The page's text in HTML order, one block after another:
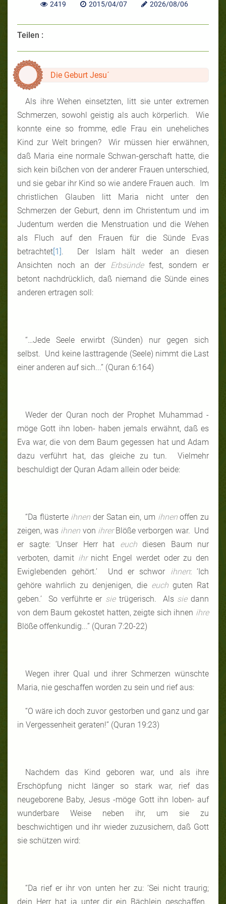
2419 2015/04/07 2026/08/06
Teilen :
Die Geburt Jesu´
Als ihre Wehen einsetzten, litt sie unter extremen
Schmerzen, sowohl geistig als auch körperlich. Wie
konnte eine so fromme, edle Frau ein uneheliches
Kind zur Welt bringen? Wir müssen hier erwähnen,
daß Maria eine normale Schwan-gerschaft hatte, die
sich kein bißchen von der anderer Frauen unterschied,
und sie gebar ihr Kind so wie andere Frauen auch. Im
christlichen Glauben litt Maria nicht unter den
Schmerzen der Geburt, denn im Christentum und im
Judentum werden die Menstruation und die Wehen
als Fluch auf den Frauen für die Sünde Evas
betrachtet[1]. Der Islam hält weder an diesen
Ansichten noch an der
Erbsündefest, sondern er
betont nachdrücklich, daß niemand die Sünde eines
anderen ertragen soll:
“…Jede Seele erwirbt (Sünden) nur gegen sich
selbst. Und keine lasttragende (Seele) nimmt die Last
einer anderen auf sich...” (Quran 6:164)
Weder der Quran noch der Prophet Muhammad -
möge Gott ihn loben- haben jemals erwähnt, daß es
Eva war, die von dem Baum gegessen hat und Adam
dazu verführt hat, das gleiche zu tun. Vielmehr
beschuldigt der Quran Adam allein oder beide:
“Da flüsterte ihnen der Satan ein, um ihnenoffen zu
zeigen, was ihnen von ihrerBlöße verborgen war. Und
er sagte: ‘Unser Herr hat euchdiesen Baum nur
verboten, damit ihrnicht Engel werdet oder zu den
Ewiglebenden gehört.’ Und er schwor ihnen: ‘Ich
gehöre wahrlich zu denjenigen, die euch guten Rat
geben.’ So verführte er sietrügerisch. Als siedann
von dem Baum gekostet hatten, zeigte sich ihnen ihre
Blöße offenkundig...” (Quran 7:20-22)
Wegen ihrer Qual und ihrer Schmerzen wünschte
Maria, nie geschaffen worden zu sein und rief aus:
“O wäre ich doch zuvor gestorben und ganz und gar
in Vergessenheit geraten!” (Quran 19:23)
Nachdem das Kind geboren war, und als ihre
Erschöpfung nicht länger so stark war, rief das
neugeborene Baby, Jesus -möge Gott ihn loben- auf
wunderbare Weise neben ihr, um sie zu
beschwichtigen und ihr wieder zuzusichern, daß Gott
sie schützen wird:
“Da rief er ihr von unten her zu: ‘Sei nicht traurig;
dein Herr hat ja unter dir ein Bächlein geschaffen.